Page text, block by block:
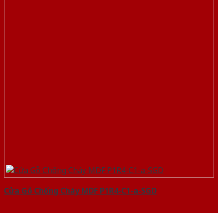
Cửa Gỗ Chống Cháy MDF P1R4-C1-a-SGD